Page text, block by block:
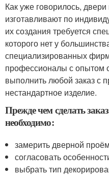
Как уже говорилось,
изготавливают по
их создания требуется
которого нет у
специализированных
профессионалы с опытом
выполнить любой заказ с
нестандартное изделие.
Прежде чем сделать
необходимо:
​замерить дверной
согласовать
выбрать тип